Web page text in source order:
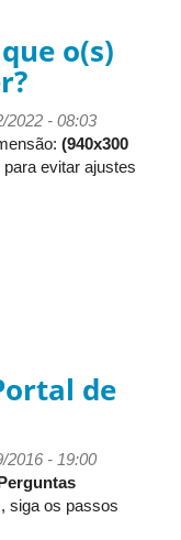
o(s)
2022 - 08:03
(940x300
evitar ajustes
de
2016 - 19:00
siga os passos